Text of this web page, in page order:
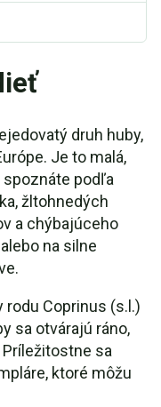
druh huby,
Je to malá,
spoznáte podľa
žltohnedých
a chýbajúceho
na silne
rodu Coprinus (s.l.)
sa otvárajú ráno,
sa
ktoré môžu